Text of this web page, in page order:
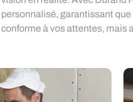
conforme à vos attentes, mais